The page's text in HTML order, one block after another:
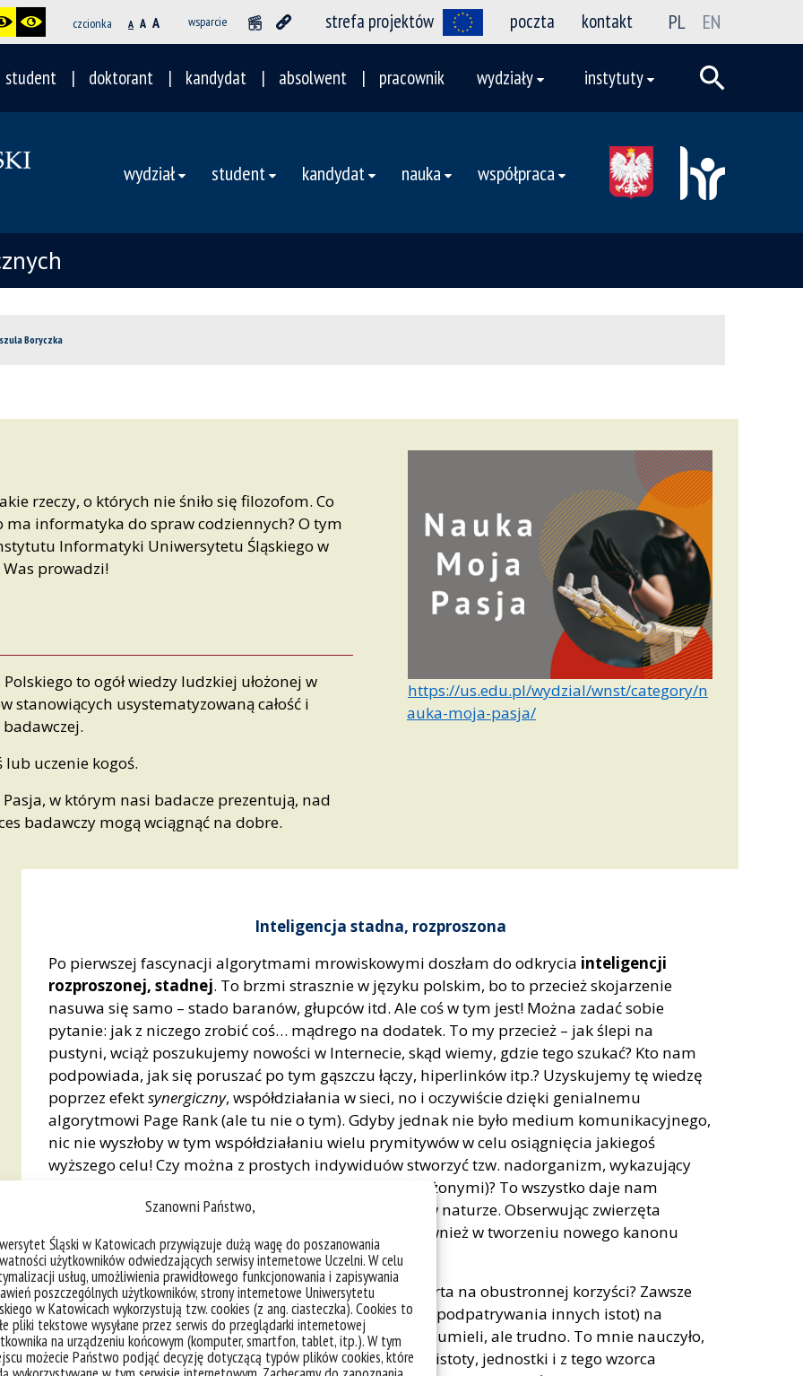
Szanowni Państwo,
Śląski w Katowicach przywiązuje dużą wagę do poszanowania
użytkowników odwiedzających serwisy internetowe Uczelni. W celu
usług, umożliwienia prawidłowego funkcjonowania i zapisywania
poszczególnych użytkowników, strony internetowe Uniwersytetu
w Katowicach wykorzystują tzw. cookies (z ang. ciasteczka). Cookies to
pliki tekstowe wysyłane przez serwis do przeglądarki internetowej
na urządzeniu końcowym (komputer, smartfon, tablet, itp.). W tym
możecie Państwo podjąć decyzję dotyczącą typów plików cookies, które
czcionka A A A wsparcie strefa projektów poczta kontakt PL EN
student doktorant kandydat absolwent pracownik wydziały instytuty
wydział student kandydat nauka współpraca
Boryczka
rzeczy, o których nie śniło się filozofom. Co
informatyka do spraw codziennych? O tym
Informatyki Uniwersytetu Śląskiego w
prowadzi!
to ogół wiedzy ludzkiej ułożonej w
stanowiących usystematyzowaną całość i
lub uczenie kogoś.
w którym nasi badacze prezentują, nad
badawczy mogą wciągnąć na dobre.
https://us.edu.pl/wydzial/wnst/category/n
auka-moja-pasja/
Inteligencja stadna, rozproszona
Po pierwszej fascynacji algorytmami mrowiskowymi doszłam do odkrycia inteligencji
rozproszonej, stadnej. To brzmi strasznie w języku polskim, bo to przecież skojarzenie
nasuwa się samo – stado baranów, głupców itd. Ale coś w tym jest! Można zadać sobie
pytanie: jak z niczego zrobić coś… mądrego na dodatek. To my przecież – jak ślepi na
pustyni, wciąż poszukujemy nowości w Internecie, skąd wiemy, gdzie tego szukać? Kto nam
podpowiada, jak się poruszać po tym gąszczu łączy, hiperlinków itp.? Uzyskujemy tę wiedzę
poprzez efektsynergiczny, współdziałania w sieci, no i oczywiście dzięki genialnemu
algorytmowi Page Rank (ale tu nie o tym). Gdyby jednak nie było medium komunikacyjnego,
nic nie wyszłoby w tym współdziałaniu wielu prymitywów w celu osiągnięcia jakiegoś
wyższego celu! Czy można z prostych indywiduów stworzyć tzw. nadorganizm, wykazujący
się wyjątkowymi zdolnościami (do tej pory niedostrzeżonymi)? To wszystko daje nam
, efekt wytwórczy, podpatrzony jak zwykle w naturze. Obserwując zwierzęta
stadne, możemy się wiele nauczyć w Informatyce i również w tworzeniu nowego kanonu
algorytmicznego, jakim jest inteligencja stadna.
Czy pamiętacie, czym jest symbioza – współpraca oparta na obustronnej korzyści? Zawsze
łączyłam ją (tę analogię z biologii, ogólnie z przyrody i podpatrywania innych istot) na
kartkówce w szkole, raczej z pasożytami, którzy nic nie umieli, ale trudno. To mnie nauczyło,
że warto na zespół patrzeć przez pryzmat pojedynczej istoty, jednostki i z tego wzorca